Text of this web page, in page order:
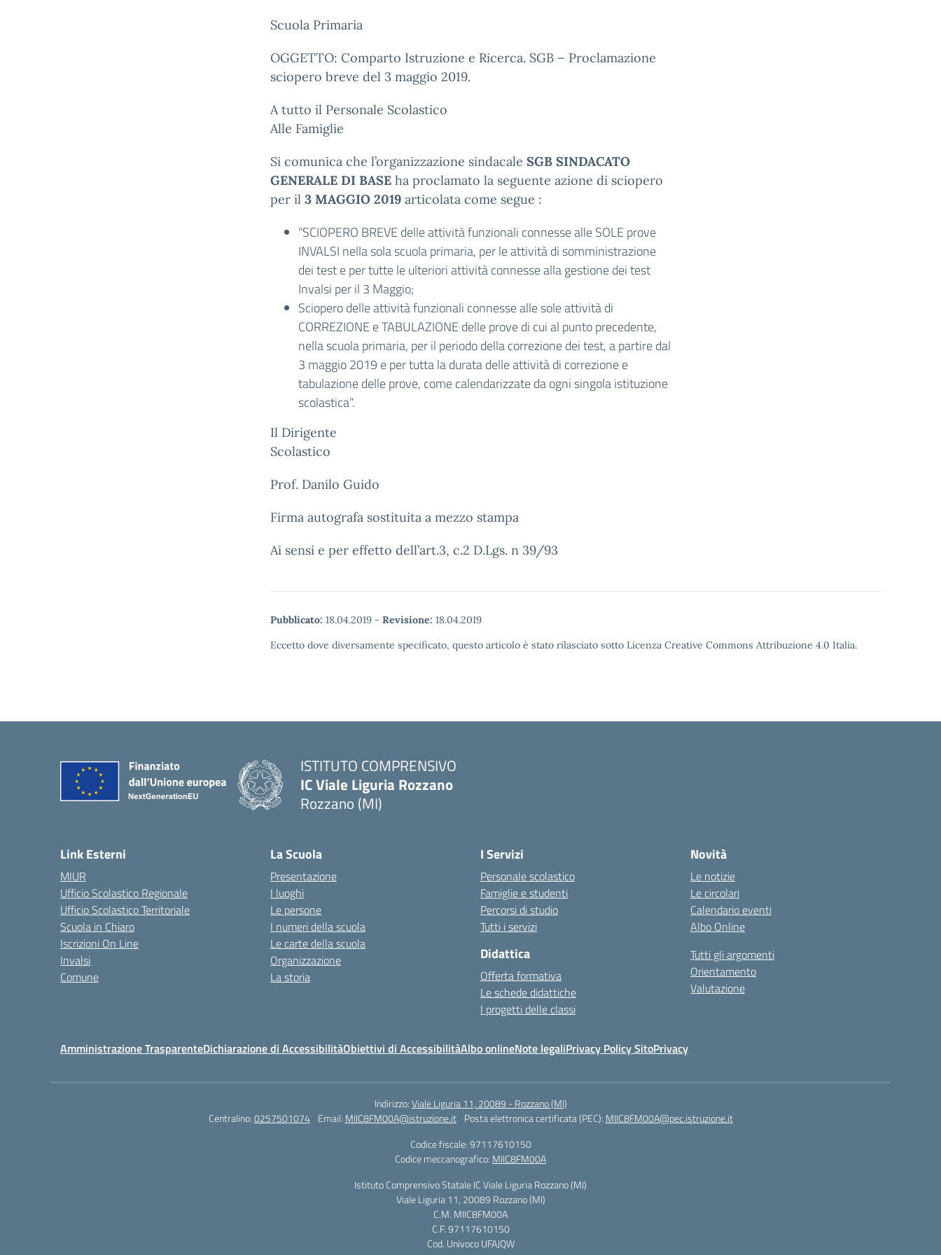
Scuola Primaria
OGGETTO: Comparto Istruzione e Ricerca. SGB – Proclamazione
sciopero breve del 3 maggio 2019.
A tutto il Personale Scolastico
Alle Famiglie
Si comunica che l’organizzazione sindacale SGB SINDACATO
GENERALE DI BASE ha proclamato la seguente azione di sciopero
per il 3 MAGGIO 2019 articolata come segue :
“SCIOPERO BREVE delle attività funzionali connesse alle SOLE prove
INVALSI nella sola scuola primaria, per le attività di somministrazione
dei test e per tutte le ulteriori attività connesse alla gestione dei test
Invalsi per il 3 Maggio;
Sciopero delle attività funzionali connesse alle sole attività di
CORREZIONE e TABULAZIONE delle prove di cui al punto precedente,
nella scuola primaria, per il periodo della correzione dei test, a partire dal
3 maggio 2019 e per tutta la durata delle attività di correzione e
tabulazione delle prove, come calendarizzate da ogni singola istituzione
scolastica”.
Il Dirigente
Scolastico
Prof. Danilo Guido
Firma autografa sostituita a mezzo stampa
Ai sensi e per effetto dell’art.3, c.2 D.Lgs. n 39/93
Pubblicato: 18.04.2019 - Revisione: 18.04.2019
Eccetto dove diversamente specificato, questo articolo è stato rilasciato sotto Licenza Creative Commons Attribuzione 4.0 Italia.
ISTITUTO COMPRENSIVO
IC Viale Liguria Rozzano
Rozzano (MI)
Link Esterni
MIUR
Ufficio Scolastico Regionale
Ufficio Scolastico Territoriale
Scuola in Chiaro
Iscrizioni On Line
Invalsi
Comune
La Scuola
Presentazione
I luoghi
Le persone
I numeri della scuola
Le carte della scuola
Organizzazione
La storia
I Servizi
Personale scolastico
Famiglie e studenti
Percorsi di studio
Tutti i servizi
Didattica
Offerta formativa
Le schede didattiche
I progetti delle classi
Novità
Le notizie
Le circolari
Calendario eventi
Albo Online
Tutti gli argomenti
Orientamento
Valutazione
Amministrazione TrasparenteDichiarazione di AccessibilitàObiettivi di AccessibilitàAlbo onlineNote legaliPrivacy Policy SitoPrivacy
Indirizzo:Viale Liguria 11, 20089 - Rozzano (MI)
Centralino:0257501074 Email: MIIC8FM00A@istruzione.it Posta elettronica certificata (PEC): MIIC8FM00A@pec.istruzione.it
Codice fiscale: 97117610150
Codice meccanografico: MIIC8FM00A
Istituto Comprensivo Statale IC Viale Liguria Rozzano (MI)
Viale Liguria 11, 20089 Rozzano (MI)
C.M. MIIC8FM00A
C.F. 97117610150
Cod. Univoco UFAJQW